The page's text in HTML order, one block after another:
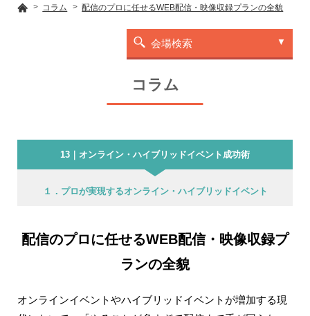
コラム 配信のプロに任せるWEB配信・映像収録プランの全貌
会場検索
コラム
13｜オンライン・ハイブリッドイベント成功術
１．プロが実現するオンライン・ハイブリッドイベント
配信のプロに任せるWEB配信・映像収録プ
ランの全貌
オンラインイベントやハイブリッドイベントが増加する現